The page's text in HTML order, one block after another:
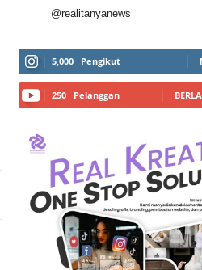
@realitanyanews
5,000 Pengikut
250 Pelanggan